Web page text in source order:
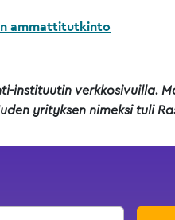
ammattitutkinto
instituutin verkkosivuilla.
yrityksen nimeksi tuli